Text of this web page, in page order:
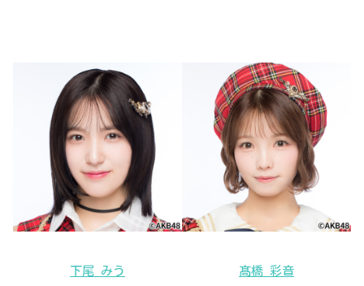
下尾 みう 髙橋 彩音